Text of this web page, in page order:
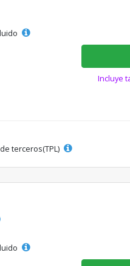
Incluye
terceros(TPL)